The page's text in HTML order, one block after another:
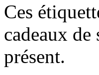
Ces
cadeaux de
présent.